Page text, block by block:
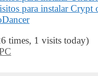
para instalar Crypt
times, 1 visits today)